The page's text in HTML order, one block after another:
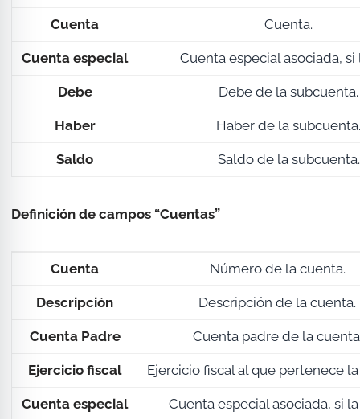
Cuenta Cuenta.
Cuenta especial Cuenta especial asociada, si
Debe Debe de la subcuenta.
Haber Haber de la subcuenta.
Saldo Saldo de la subcuenta.
Definición de campos “Cuentas”
Cuenta Número de la cuenta.
Descripción Descripción de la cuenta.
Cuenta Padre Cuenta padre de la
Ejercicio fiscal Ejercicio fiscal al que pertenece
Cuenta especial Cuenta especial asociada, si la